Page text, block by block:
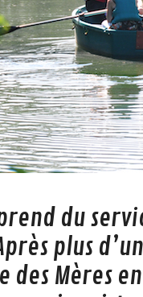
du
plus
des Mères